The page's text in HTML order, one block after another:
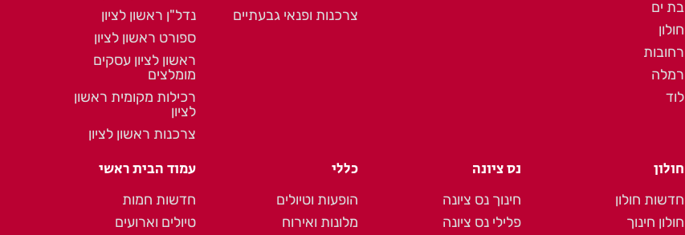
בת ים
חולון
רחובות
רמלה
לוד
צרכנות ופנאי גבעתיים
נדל"ן ראשון לציון
ספורט ראשון לציון
ראשון לציון עסקים
מומלצים
רכילות מקומית ראשון
לציון
צרכנות ראשון לציון
חולון
חדשות חולון
חולון חינוך
נס ציונה
חינוך נס ציונה
פלילי נס ציונה
כללי
הופעות וטיולים
מלונות ואירוח
עמוד הבית ראשי
חדשות חמות
טיולים וארועים